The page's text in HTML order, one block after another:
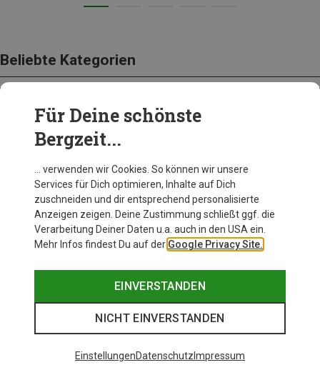
Beliebte Kategorien
BEKLEIDUNG
Für Deine schönste
Bergzeit...
… verwenden wir Cookies. So können wir unsere
Services für Dich optimieren, Inhalte auf Dich
zuschneiden und dir entsprechend personalisierte
Anzeigen zeigen. Deine Zustimmung schließt ggf. die
Verarbeitung Deiner Daten u.a. auch in den USA ein.
Mehr Infos findest Du auf der Google Privacy Site.
EINVERSTANDEN
NICHT EINVERSTANDEN
EinstellungenDatenschutz Impressum